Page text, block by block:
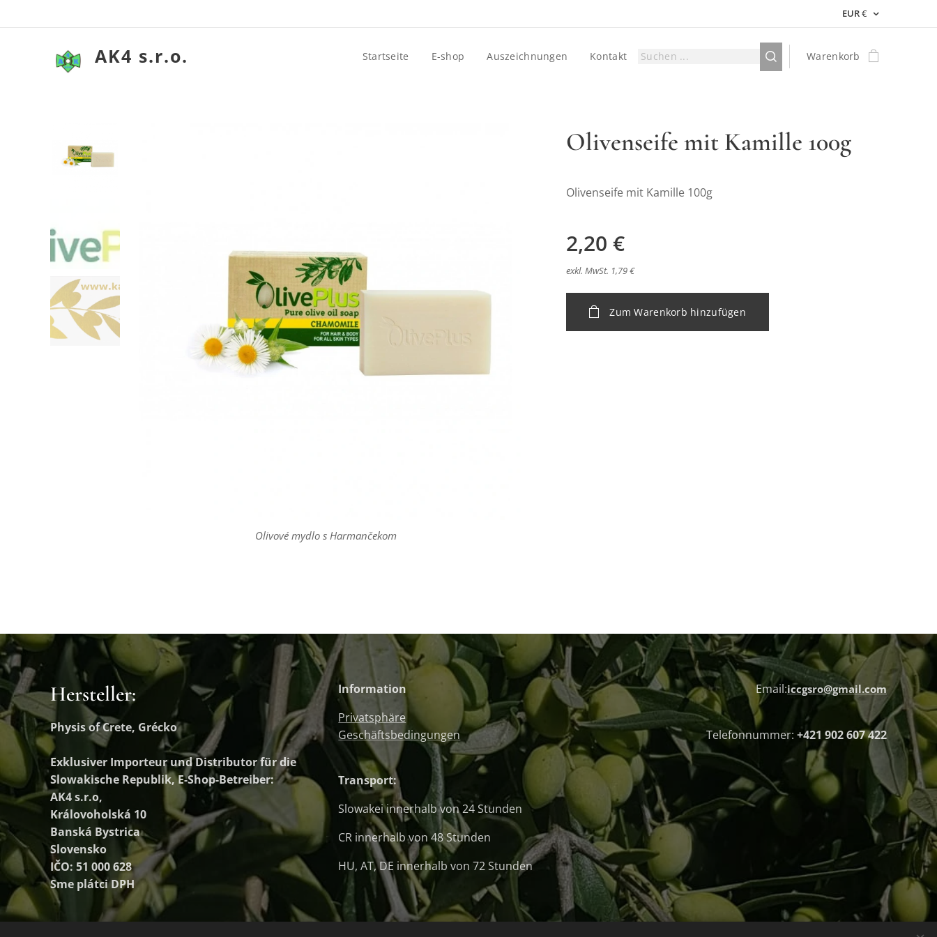
EUR€
AK4 s.r.o. Startseite E-shop Auszeichnungen Kontakt Warenkorb
Olivenseife mit Kamille 100g
Olivové mydlo s Harmančekom
Olivové mydlo s Harmančekom
Olivenseife mit Kamille 100g
2,20 €
exkl. MwSt. 1,79 €
Zum Warenkorb hinzufügen
Hersteller:
Physis of Crete, Grécko
Exklusiver Importeur und Distributorfür die
Slowakische Republik, E-Shop-Betreiber:
AK4 s.r.o,
Královoholská 10
Banská Bystrica
Slovensko
IČO: 51 000 628
Sme plátci DPH
Information
Privatsphäre
Geschäftsbedingungen
Transport:
Slowakei innerhalb von 24 Stunden
CR innerhalb von 48 Stunden
HU, AT, DE innerhalb von 72 Stunden
Email:iccgsro@gmail.com
Telefonnummer: +421 902 607 422